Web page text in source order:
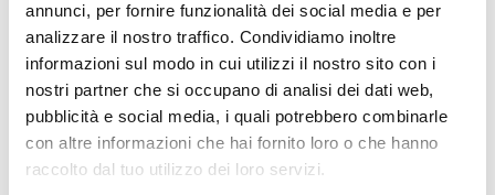
annunci, per fornire funzionalità dei social media e per
analizzare il nostro traffico. Condividiamo inoltre
informazioni sul modo in cui utilizzi il nostro sito con i
nostri partner che si occupano di analisi dei dati web,
pubblicità e social media, i quali potrebbero combinarle
con altre informazioni che hai fornito loro o che hanno
raccolto dal tuo utilizzo dei loro servizi.
Denuncia di successione, imposte dovute e
agevolazioni
Qualora nell’asse ereditario siano presenti uno o più